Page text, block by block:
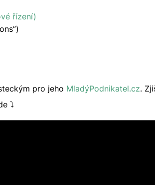
řízení)
pro jeho MladýPodnikatel.cz.
⤵